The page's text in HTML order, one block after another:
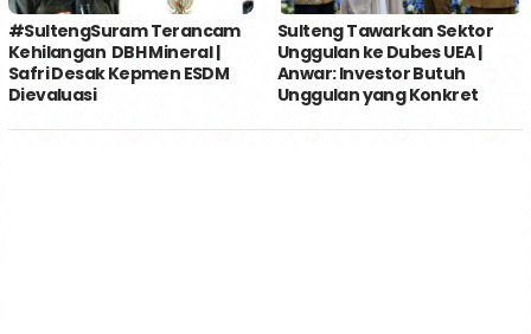
#SultengSuram Terancam
Kehilangan DBH Mineral |
Safri Desak Kepmen ESDM
Dievaluasi
Sulteng Tawarkan Sektor
Unggulan ke Dubes UEA |
Anwar: Investor Butuh
Unggulan yang Konkret